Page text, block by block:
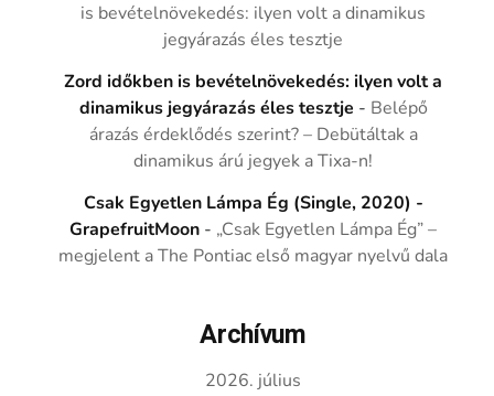
is bevételnövekedés: ilyen volt a dinamikus
jegyárazás éles tesztje
Zord időkben is bevételnövekedés: ilyen volt a
dinamikus jegyárazás éles tesztje - Belépő
árazás érdeklődés szerint? – Debütáltak a
dinamikus árú jegyek a Tixa-n!
Csak Egyetlen Lámpa Ég (Single, 2020) -
GrapefruitMoon - „Csak Egyetlen Lámpa Ég” –
megjelent a The Pontiac első magyar nyelvű dala
Archívum
2026. július